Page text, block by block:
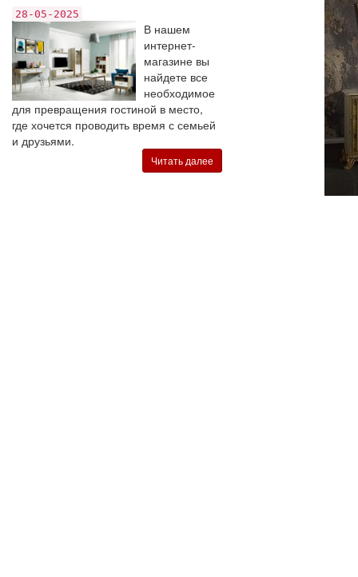
28-05-2025
В нашем
интернет-
магазине вы
найдете все
необходимое
для превращения гостиной в место,
где хочется проводить время с семьей
и друзьями.
Читать далее